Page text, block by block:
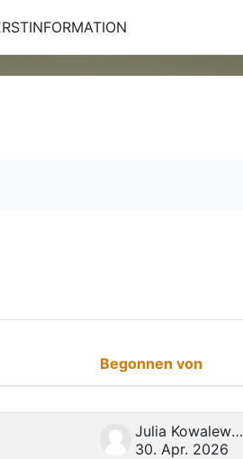
Begonnen von
Julia Kowalewski
30. Apr. 2026